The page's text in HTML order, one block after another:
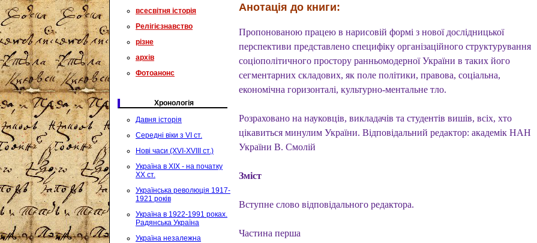
всесвітня історія
Релігієзнавство
різне
архів
Фотоанонс
Хронологія
Давня історія
Середні віки з VI ст.
Нові часи (XVI-XVIII ст.)
Україна в XIX - на початку
XX ст.
Українська революція 1917-
1921 років
Україна в 1922-1991 роках.
Радянська Україна
Україна незалежна
Анотація до книги:
Пропонованою працею в нарисовій формі з нової дослідницької
перспективи представлено специфіку організаційного структурування
соціополітичного простору ранньомодерної України в таких його
сегментарних складових, як поле політики, правова, соціальна,
економічна горизонталі, культурно-ментальне тло.
Розраховано на науковців, викладачів та студентів вишів, всіх, хто
цікавиться минулим України. Відповідальний редактор: академік НАН
України В. Смолій
Зміст
Вступне слово відповідального редактора.
Частина перша